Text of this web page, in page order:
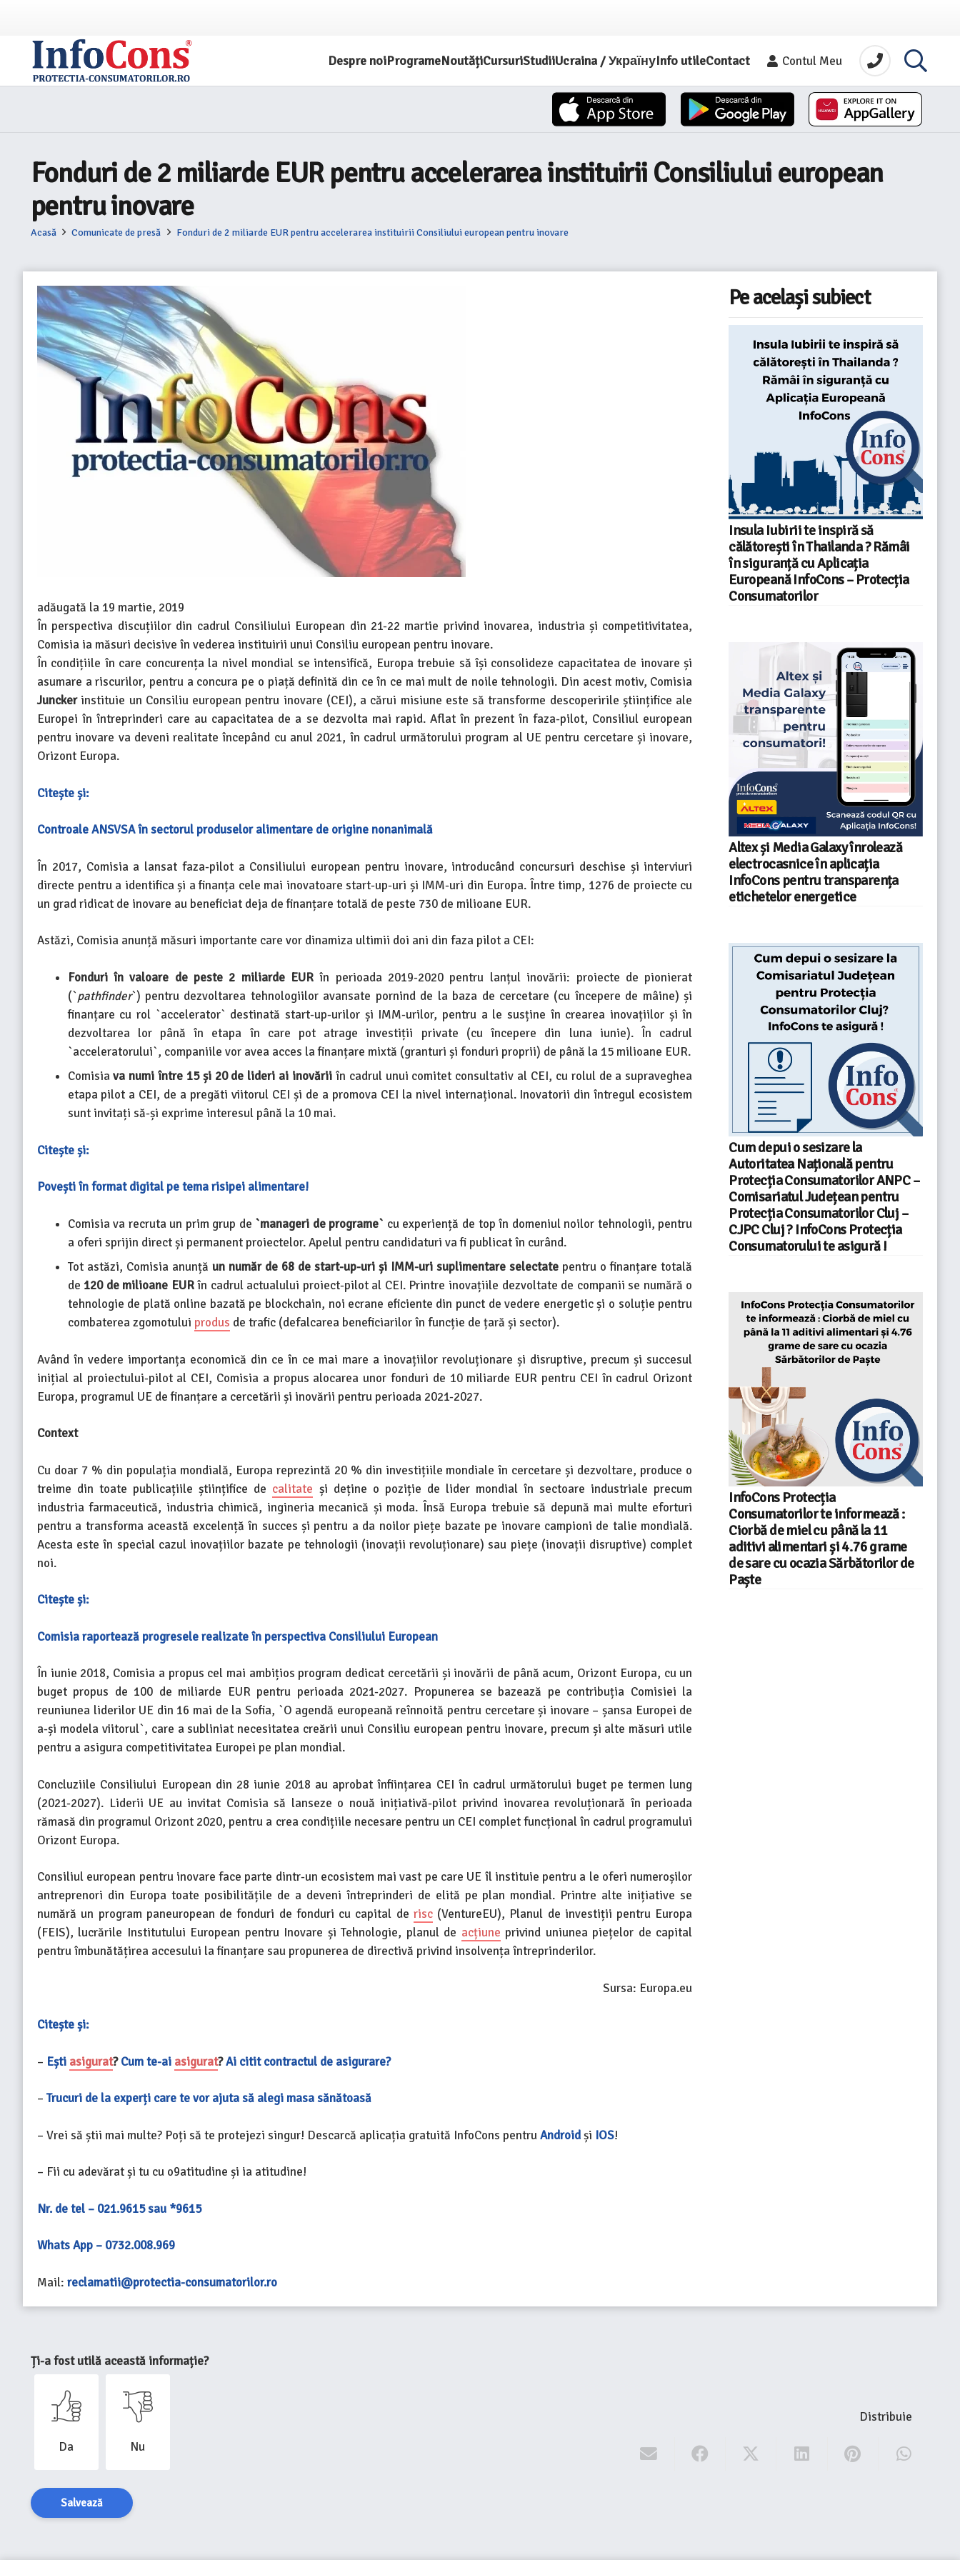
Despre noiProgrameNoutățiCursuriStudiiUcraina / УкраїнуInfo utileContact Contul Meu
Fonduri de 2 miliarde EUR pentru accelerarea instituirii Consiliului european
pentru inovare
Acasă Comunicate de presă Fonduri de 2 miliarde EUR pentru accelerarea instituirii Consiliului european pentru inovare
adăugată la 19 martie, 2019
În perspectiva discuțiilor din cadrul Consiliului European din 21-22 martie privind inovarea, industria și competitivitatea,
Comisia ia măsuri decisive în vederea instituirii unui Consiliu european pentru inovare.
În condițiile în care concurența la nivel mondial se intensifică, Europa trebuie să își consolideze capacitatea de inovare și
asumare a riscurilor, pentru a concura pe o piață definită din ce în ce mai mult de noile tehnologii. Din acest motiv, Comisia
Junckerinstituie un Consiliu european pentru inovare (CEI), a cărui misiune este să transforme descoperirile științifice ale
Europei în întreprinderi care au capacitatea de a se dezvolta mai rapid. Aflat în prezent în faza-pilot, Consiliul european
pentru inovare va deveni realitate începând cu anul 2021, în cadrul următorului program al UE pentru cercetare și inovare,
Orizont Europa.
Citește și:
Controale ANSVSA în sectorul produselor alimentare de origine nonanimală
În 2017, Comisia a lansat faza-pilot a Consiliului european pentru inovare, introducând concursuri deschise și interviuri
directe pentru a identifica și a finanța cele mai inovatoare start-up-uri și IMM-uri din Europa. Între timp, 1276 de proiecte cu
un grad ridicat de inovare au beneficiat deja de finanțare totală de peste 730 de milioane EUR.
Astăzi, Comisia anunță măsuri importante care vor dinamiza ultimii doi ani din faza pilot a CEI:
Fonduri în valoare de peste 2 miliarde EUR în perioada 2019-2020 pentru lanțul inovării: proiecte de pionierat
(`pathfinder`) pentru dezvoltarea tehnologiilor avansate pornind de la baza de cercetare (cu începere de mâine) și
finanțare cu rol `accelerator` destinată start-up-urilor și IMM-urilor, pentru a le susține în crearea inovațiilor și în
dezvoltarea lor până în etapa în care pot atrage investiții private (cu începere din luna iunie). În cadrul
`acceleratorului`, companiile vor avea acces la finanțare mixtă (granturi și fonduri proprii) de până la 15 milioane EUR.
Comisiava numi între 15 și 20 de lideri ai inovării în cadrul unui comitet consultativ al CEI, cu rolul de a supraveghea
etapa pilot a CEI, de a pregăti viitorul CEI și de a promova CEI la nivel internațional. Inovatorii din întregul ecosistem
sunt invitați să-și exprime interesul până la 10 mai.
Citește și:
Povești în format digital pe tema risipei alimentare!
Comisia va recruta un prim grup de `manageri de programe` cu experiență de top în domeniul noilor tehnologii, pentru
a oferi sprijin direct și permanent proiectelor. Apelul pentru candidaturi va fi publicat în curând.
Tot astăzi, Comisia anunță un număr de 68 de start-up-uri și IMM-uri suplimentare selectate pentru o finanțare totală
de 120 de milioane EURîn cadrul actualului proiect-pilot al CEI. Printre inovațiile dezvoltate de companii se numără o
tehnologie de plată online bazată pe blockchain, noi ecrane eficiente din punct de vedere energetic și o soluție pentru
combaterea zgomotului produs de trafic (defalcarea beneficiarilor în funcție de țară și sector).
Având în vedere importanța economică din ce în ce mai mare a inovațiilor revoluționare și disruptive, precum și succesul
inițial al proiectului-pilot al CEI, Comisia a propus alocarea unor fonduri de 10 miliarde EUR pentru CEI în cadrul Orizont
Europa, programul UE de finanțare a cercetării și inovării pentru perioada 2021-2027.
Context
Cu doar 7 % din populația mondială, Europa reprezintă 20 % din investițiile mondiale în cercetare și dezvoltare, produce o
treime din toate publicațiile științifice de calitate și deține o poziție de lider mondial în sectoare industriale precum
industria farmaceutică, industria chimică, ingineria mecanică și moda. Însă Europa trebuie să depună mai multe eforturi
pentru a transforma această excelență în succes și pentru a da noilor piețe bazate pe inovare campioni de talie mondială.
Acesta este în special cazul inovațiilor bazate pe tehnologii (inovații revoluționare) sau piețe (inovații disruptive) complet
noi.
Citește și:
Comisia raportează progresele realizate în perspectiva Consiliului European
În iunie 2018, Comisia a propus cel mai ambițios program dedicat cercetării și inovării de până acum, Orizont Europa, cu un
buget propus de 100 de miliarde EUR pentru perioada 2021-2027. Propunerea se bazează pe contribuția Comisiei la
reuniunea liderilor UE din 16 mai de la Sofia, `O agendă europeană reînnoită pentru cercetare și inovare – șansa Europei de
a-și modela viitorul`, care a subliniat necesitatea creării unui Consiliu european pentru inovare, precum și alte măsuri utile
pentru a asigura competitivitatea Europei pe plan mondial.
Concluziile Consiliului European din 28 iunie 2018 au aprobat înființarea CEI în cadrul următorului buget pe termen lung
(2021-2027). Liderii UE au invitat Comisia să lanseze o nouă inițiativă-pilot privind inovarea revoluționară în perioada
rămasă din programul Orizont 2020, pentru a crea condițiile necesare pentru un CEI complet funcțional în cadrul programului
Orizont Europa.
Consiliul european pentru inovare face parte dintr-un ecosistem mai vast pe care UE îl instituie pentru a le oferi numeroșilor
antreprenori din Europa toate posibilitățile de a deveni întreprinderi de elită pe plan mondial. Printre alte inițiative se
numără un program paneuropean de fonduri de fonduri cu capital de risc(VentureEU), Planul de investiții pentru Europa
(FEIS), lucrările Institutului European pentru Inovare și Tehnologie, planul de acțiune privind uniunea piețelor de capital
pentru îmbunătățirea accesului la finanțare sau propunerea de directivă privind insolvența întreprinderilor.
Sursa: Europa.eu
Citește și:
– Ești asigurat?Cum te-ai asigurat?Ai citit contractul de asigurare?
– Trucuri de la experți care te vor ajuta să alegi masa sănătoasă
– Vrei să știi mai multe? Poți să te protejezi singur! Descarcă aplicația gratuită InfoCons pentruAndroidși IOS!
– Fii cu adevărat și tu cu o9atitudine și ia atitudine!
Nr. de tel – 021.9615 sau *9615
Whats App – 0732.008.969
Mail: reclamatii@protectia-consumatorilor.ro
Pe același subiect
Insula Iubirii te inspiră să
călătorești în Thailanda ? Rămâi
în siguranță cu Aplicația
Europeană InfoCons – Protecția
Consumatorilor
Altex și Media Galaxy înrolează
electrocasnice în aplicația
InfoCons pentru transparența
etichetelor energetice
Cum depui o sesizare la
Autoritatea Națională pentru
Protecția Consumatorilor ANPC –
Comisariatul Județean pentru
Protecția Consumatorilor Cluj –
CJPC Cluj ? InfoCons Protecția
Consumatorului te asigură !
InfoCons Protecția
Consumatorilor te informează :
Ciorbă de miel cu până la 11
aditivi alimentari și 4.76 grame
de sare cu ocazia Sărbătorilor de
Paște
Ți-a fost utilă această informație?
Da Nu
Salvează
Distribuie